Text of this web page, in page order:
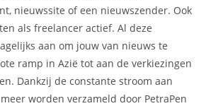
nieuwssite of een nieuwszender. Ook
als freelancer actief. Al deze
aan om jouw van nieuws te
ramp in Azië tot aan de verkiezingen
Dankzij de constante stroom aan
worden verzameld door PetraPen